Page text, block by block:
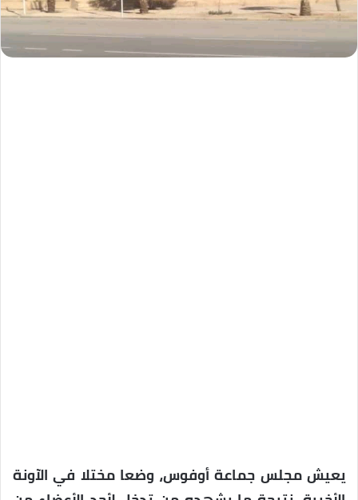
يعيش مجلس جماعة أوفوس، وضعا مختلا في الآونة